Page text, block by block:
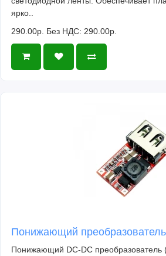
ярко..
290.00р. Без НДС: 290.00р.
Понижающий
Понижающий DC-DC преобразователь